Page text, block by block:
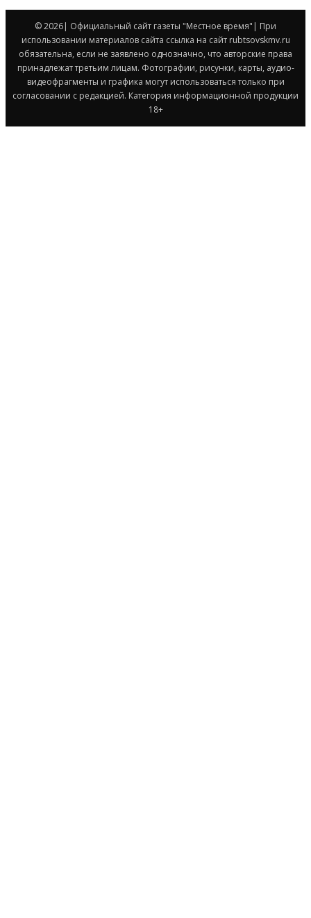
© 2026| Официальный сайт газеты "Местное время"| При
использовании материалов сайта ссылка на сайт rubtsovskmv.ru
обязательна, если не заявлено однозначно, что авторские права
принадлежат третьим лицам. Фотографии, рисунки, карты, аудио-
видеофрагменты и графика могут использоваться только при
согласовании с редакцией. Категория информационной продукции
18+